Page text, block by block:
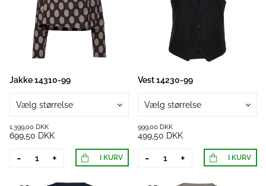
Jakke 14310-99
Vælg størrelse
1.399,00 DKK
699,50 DKK
- + I KURV
Vest 14230-99
Vælg størrelse
999,00 DKK
499,50 DKK
- + I KURV